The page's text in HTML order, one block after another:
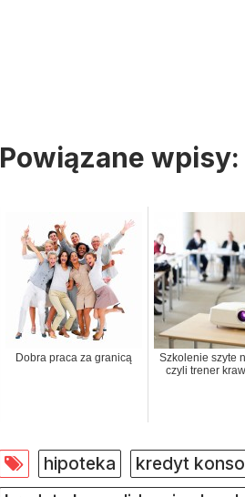
Powiązane wpisy:
Dobra praca za granicą
Szkolenie szyte
czyli trener
hipoteka kredyt